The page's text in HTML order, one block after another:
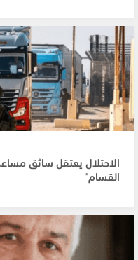
الاحتلال يعتقل سائق
القسام"